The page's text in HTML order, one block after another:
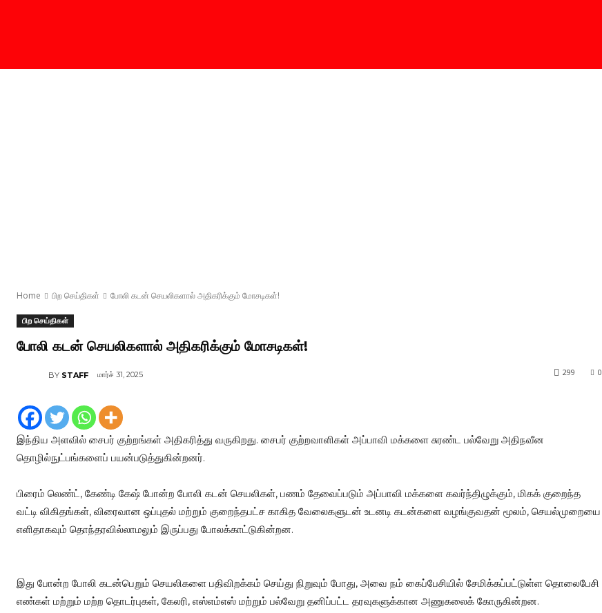
Home பிற செய்திகள் போலி கடன் செயலிகளால் அதிகரிக்கும் மோசடிகள்!
பிற செய்திகள்
போலி கடன் செயலிகளால் அதிகரிக்கும் மோசடிகள்!
BY STAFF மார்ச் 31, 2025 0
299
இந்திய அளவில் சைபர் குற்றங்கள் அதிகரித்து வருகிறது. சைபர் குற்றவாளிகள் அப்பாவி மக்களை சுரண்ட பல்வேறு அதிநவீன
தொழில்நுட்பங்களைப் பயன்படுத்துகின்றனர்.
பிரைம் லெண்ட், கேண்டி கேஷ் போன்ற போலி கடன் செயலிகள், பணம் தேவைப்படும் அப்பாவி மக்களை கவர்ந்திழுக்கும், மிகக் குறைந்த
வட்டி விகிதங்கள், விரைவான ஒப்புதல் மற்றும் குறைந்தபட்ச காகித வேலைகளுடன் உடனடி கடன்களை வழங்குவதன் மூலம், செயல்முறையை
எளிதாகவும் தொந்தரவில்லாமலும் இருப்பது போலக்காட்டுகின்றன.
இது போன்ற போலி கடன்பெறும் செயலிகளை பதிவிறக்கம் செய்து நிறுவும் போது, அவை நம் கைப்பேசியில் சேமிக்கப்பட்டுள்ள தொலைபேசி
எண்கள் மற்றும் மற்ற தொடர்புகள், கேலரி, எஸ்எம்எஸ் மற்றும் பல்வேறு தனிப்பட்ட தரவுகளுக்கான அணுகலைக் கோருகின்றன.